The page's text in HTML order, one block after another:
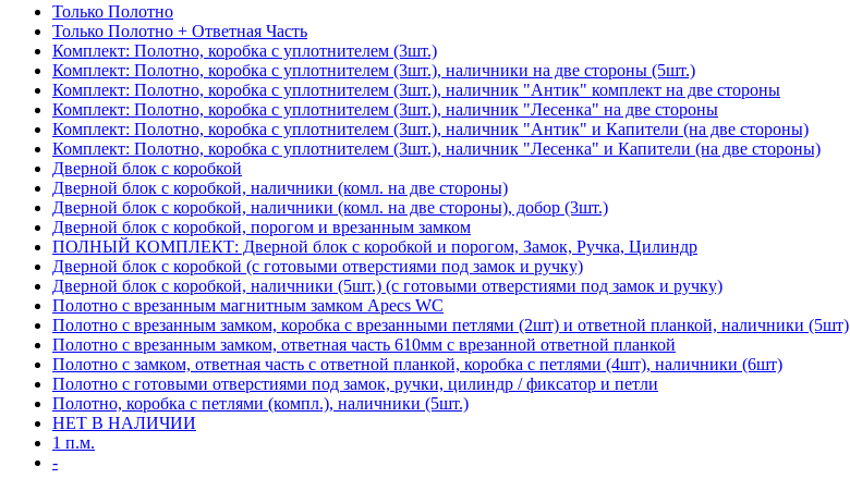
Только Полотно
Только Полотно + Ответная Часть
Комплект: Полотно, коробка с уплотнителем (3шт.)
Комплект: Полотно, коробка с уплотнителем (3шт.), наличники на две стороны (5шт.)
Комплект: Полотно, коробка с уплотнителем (3шт.), наличник "Антик" комплект на две стороны
Комплект: Полотно, коробка с уплотнителем (3шт.), наличник "Лесенка" на две стороны
Комплект: Полотно, коробка с уплотнителем (3шт.), наличник "Антик" и Капители (на две стороны)
Комплект: Полотно, коробка с уплотнителем (3шт.), наличник "Лесенка" и Капители (на две стороны)
Дверной блок с коробкой
Дверной блок с коробкой, наличники (комл. на две стороны)
Дверной блок с коробкой, наличники (комл. на две стороны), добор (3шт.)
Дверной блок с коробкой, порогом и врезанным замком
ПОЛНЫЙ КОМПЛЕКТ: Дверной блок с коробкой и порогом, Замок, Ручка, Цилиндр
Дверной блок с коробкой (с готовыми отверстиями под замок и ручку)
Дверной блок с коробкой, наличники (5шт.) (с готовыми отверстиями под замок и ручку)
Полотно с врезанным магнитным замком Apecs WC
Полотно с врезанным замком, коробка с врезанными петлями (2шт) и ответной планкой, наличники (5шт)
Полотно с врезанным замком, ответная часть 610мм с врезанной ответной планкой
Полотно с замком, ответная часть с ответной планкой, коробка с петлями (4шт), наличники (6шт)
Полотно с готовыми отверстиями под замок, ручки, цилиндр / фиксатор и петли
Полотно, коробка с петлями (компл.), наличники (5шт.)
НЕТ В НАЛИЧИИ
1 п.м.
-